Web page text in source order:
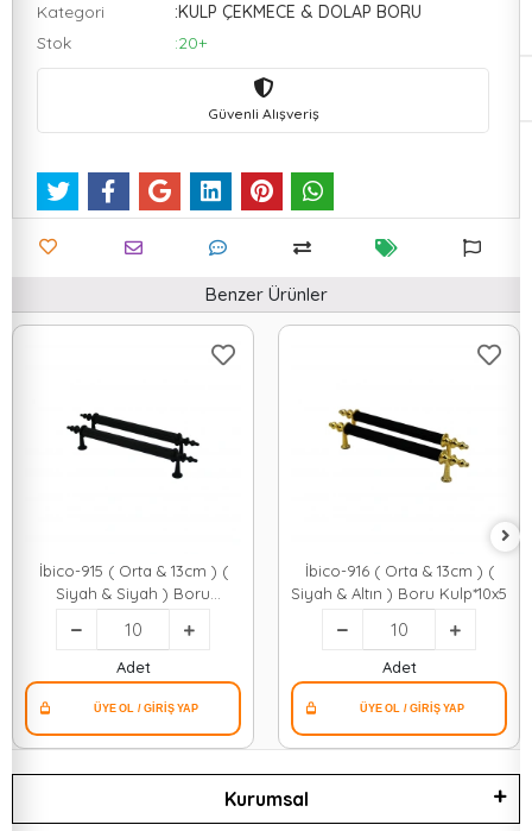
Kategori
:KULP ÇEKMECE & DOLAP BORU
Stok
:20+
Güvenli Alışveriş
Benzer Ürünler
İbico-915 ( Orta & 13cm ) (
Siyah & Siyah ) Boru
Kulp*10x5
Adet
İbico-916 ( Orta & 13cm ) (
Siyah & Altın ) Boru Kulp*10x5
Adet
Kurumsal